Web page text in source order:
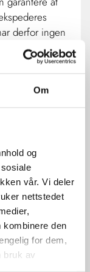
Om
og
vår. Vi deler
nettstedet
kombinere den
for dem,
bruk av
derfor ingen
vekt.
øker
samtidig
allikevel
benytter